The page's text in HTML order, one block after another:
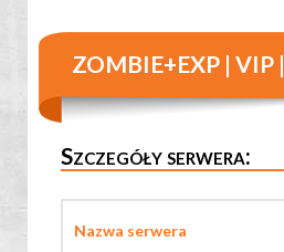
ZOMBIE+EXP | VIP
Szczegóły serwera:
Nazwa serwera